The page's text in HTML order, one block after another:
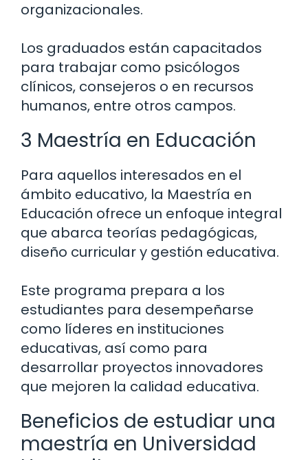
organizacionales.
Los graduados están capacitados
para trabajar como psicólogos
clínicos, consejeros o en recursos
humanos, entre otros campos.
3 Maestría en Educación
Para aquellos interesados en el
ámbito educativo, la Maestría en
Educación ofrece un enfoque integral
que abarca teorías pedagógicas,
diseño curricular y gestión educativa.
Este programa prepara a los
estudiantes para desempeñarse
como líderes en instituciones
educativas, así como para
desarrollar proyectos innovadores
que mejoren la calidad educativa.
Beneficios de estudiar una
maestría en Universidad